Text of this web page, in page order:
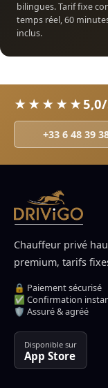
bilingues. Tarif fixe
temps réel, 60
inclus.
★★★★★
+33 6 48 39
Chauffeur privé
premium, tarifs
🔒 Paiement sécurisé
✅ Confirmation
🛡️ Assuré & agréé
Disponible sur
App Store